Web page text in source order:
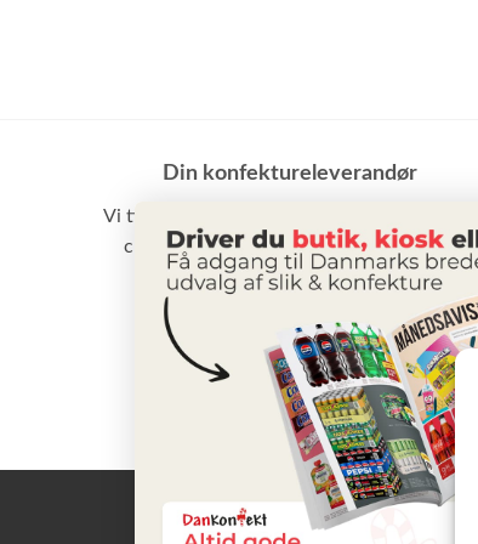
Din konfektureleverandør
Vi tilbyder et stort udvalg af slik, chokolade,
chips samt vand m.m. til små som store
virksomheder